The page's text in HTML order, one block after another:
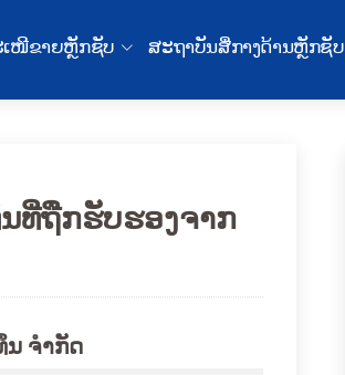
ເໜີຂາຍຫຼັກຊັບ ສະຖາບັນສື່ກາງດ້ານຫຼັກຊັບ
ທີ່ຖືກຮັບຮອງຈາກ
ນ ຈຳກັດ